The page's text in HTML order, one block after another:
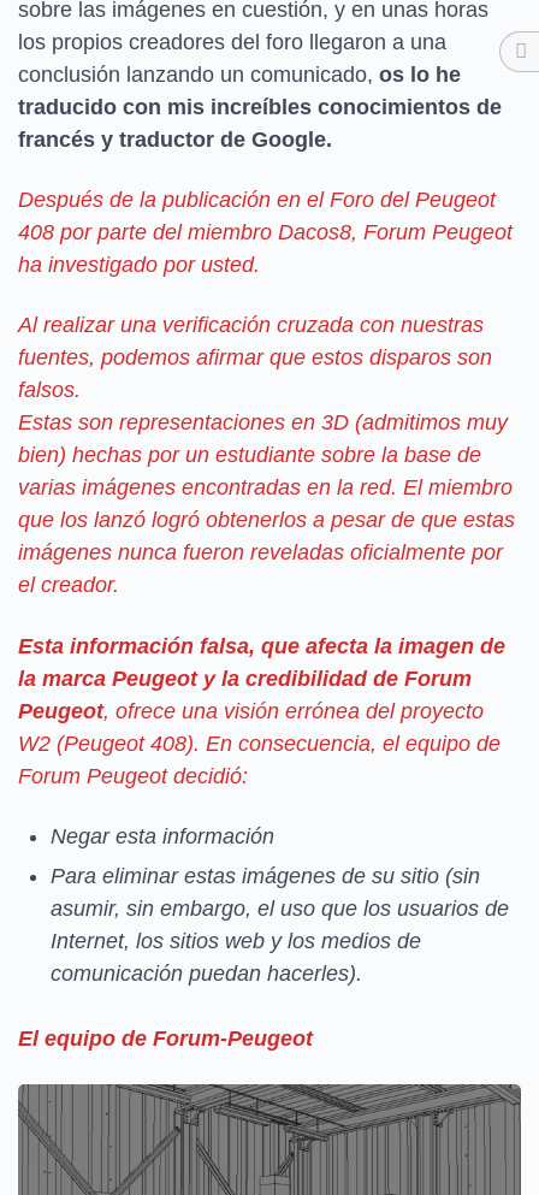
sobre las imágenes en cuestión, y en unas horas
los propios creadores del foro llegaron a una
conclusión lanzando un comunicado, os lo he
traducido con mis increíbles conocimientos de
francés y traductor de Google.
Después de la publicación en el Foro del Peugeot
408 por parte del miembro Dacos8, Forum Peugeot
ha investigado por usted.
Al realizar una verificación cruzada con nuestras
fuentes, podemos afirmar que estos disparos son
falsos.
Estas son representaciones en 3D (admitimos muy
bien) hechas por un estudiante sobre la base de
varias imágenes encontradas en la red. El miembro
que los lanzó logró obtenerlos a pesar de que estas
imágenes nunca fueron reveladas oficialmente por
el creador.
Esta información falsa, que afecta la imagen de
la marca Peugeot y la credibilidad de Forum
Peugeot, ofrece una visión errónea del proyecto
W2 (Peugeot 408). En consecuencia, el equipo de
Forum Peugeot decidió:
Negar esta información
Para eliminar estas imágenes de su sitio (sin
asumir, sin embargo, el uso que los usuarios de
Internet, los sitios web y los medios de
comunicación puedan hacerles).
El equipo de Forum-Peugeot